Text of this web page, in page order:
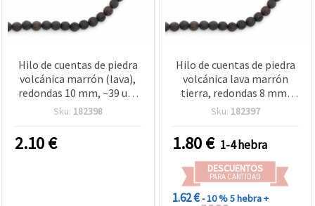
Hilo de cuentas de piedra
volcánica marrón (lava),
redondas 10 mm, ~39 uds
– Ideal para bisutería y
natural y única
Sku: 182398
2.10€
Hilo de cuentas de piedra
volcánica lava marrón
tierra, redondas 8 mm,
~49 uds – Ideal para
artesanal natural DIY
Sku: 182397
1.80€ 1-4 hebra
DESCUENTOS
PARA CANTIDAD
1.62 €- 10 %5 hebra +